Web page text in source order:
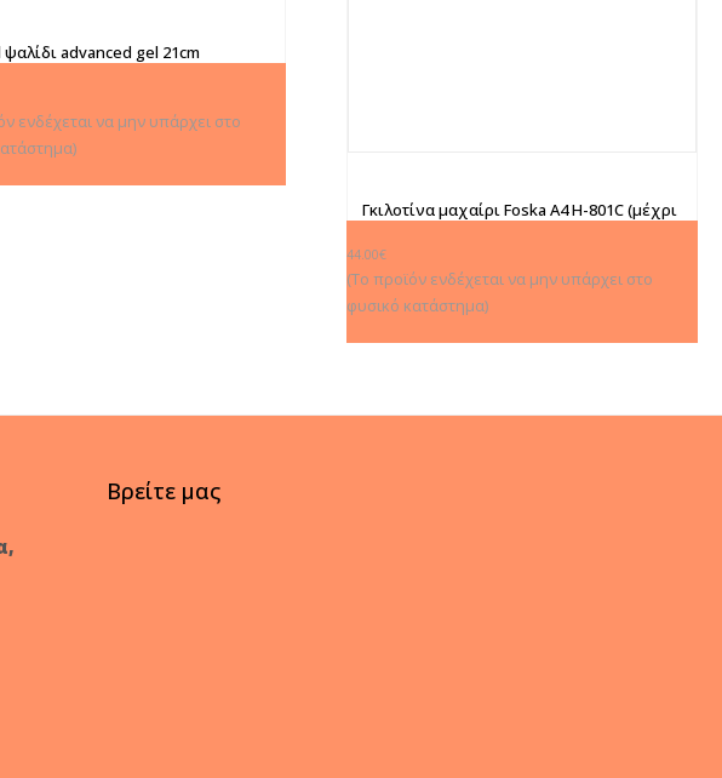
advanced gel 21cm
ενδέχεται να μην υπάρχει στο
Γκιλοτίνα μαχαίρι Foska A4 H-801C (μέχρι
44.00€
(Το προϊόν ενδέχεται να μην υπάρχει στο
φυσικό κατάστημα)
Βρείτε μας